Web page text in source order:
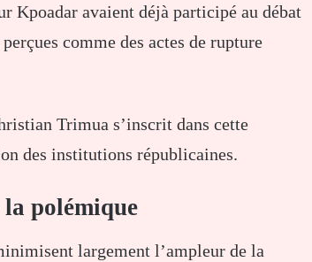
Kpoadar avaient déjà participé au débat
comme des actes de rupture
Trimua s’inscrit dans cette
des institutions républicaines.
polémique
largement l’ampleur de la